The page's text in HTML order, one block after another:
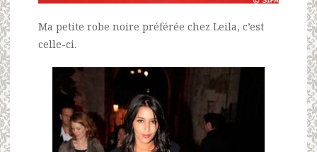
Ma petite robe noire préférée chez Leila, c’est
celle-ci.